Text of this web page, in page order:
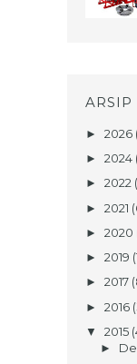
ARSIP
► 2026
► 2024
► 2022
► 2021
► 2020
► 2019
► 2017
► 2016
▼ 2015
►